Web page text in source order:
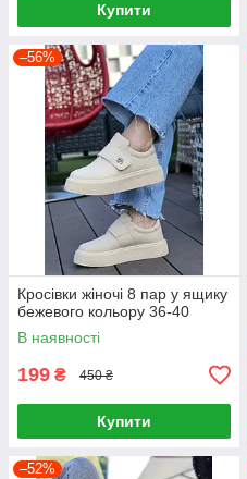
Купити
–56%
Кросівки жіночі 8 пар у ящику
бежевого кольору 36-40
В наявності
199 ₴ 450 ₴
Купити
–52%